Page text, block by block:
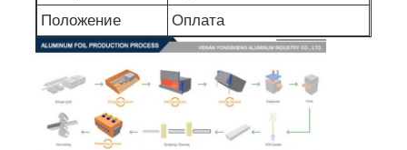
Положение
Оплата